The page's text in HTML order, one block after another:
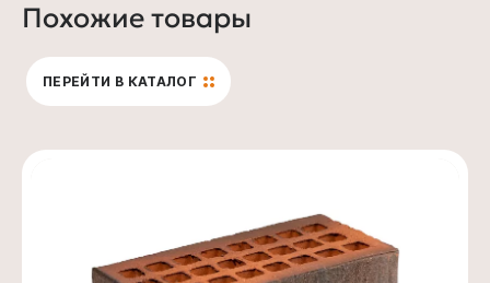
Похожие товары
ПЕРЕЙТИ В КАТАЛОГ